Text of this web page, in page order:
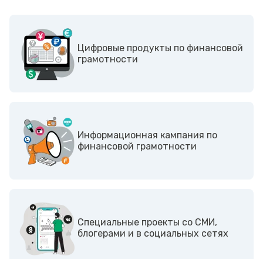
Цифровые продукты по финансовой
грамотности
Информационная кампания по
финансовой грамотности
Cпециальные проекты со СМИ,
блогерами и в социальных сетях